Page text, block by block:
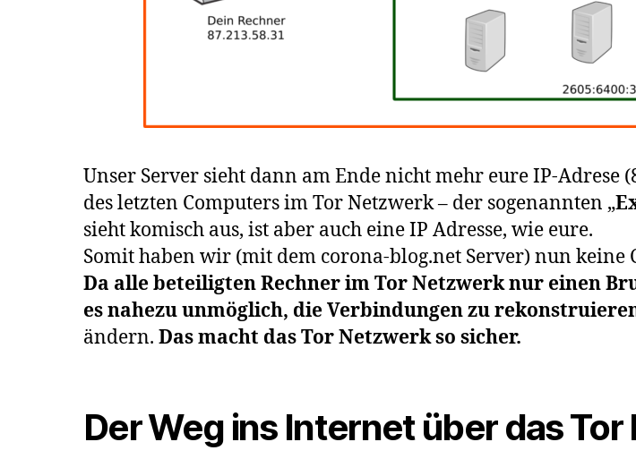
Unser Server sieht dann am Ende nicht mehr eure IP-Adrese
des letzten Computers im Tor Netzwerk – der sogenannten „
sieht komisch aus, ist aber auch eine IP Adresse, wie eure.
Somit haben wir (mit dem corona-blog.net Server) nun
Da alle beteiligten Rechner im Tor Netzwerk nur einen
es nahezu unmöglich, die Verbindungen zu
ändern. Das macht das Tor Netzwerk so sicher.
Der Weg ins Internet über das Tor